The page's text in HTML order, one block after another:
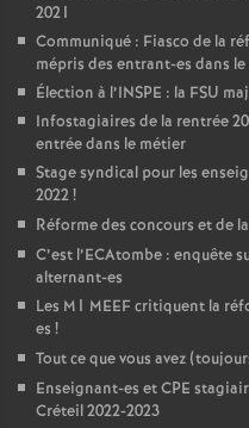
2021
Communiqué : Fiasco de la
mépris des entrant-es dans
Élection à l’INSPE : la FSU
Infostagiaires de la rentrée
entrée dans le métier
Stage syndical pour les
2022!
Réforme des concours et de
C’est l’ECAtombe : enquête
alternant-es
Les M1 MEEFcritiquent la
es !
Tout ce que vous avez
Enseignant-es etCPE
Créteil 2022-2023